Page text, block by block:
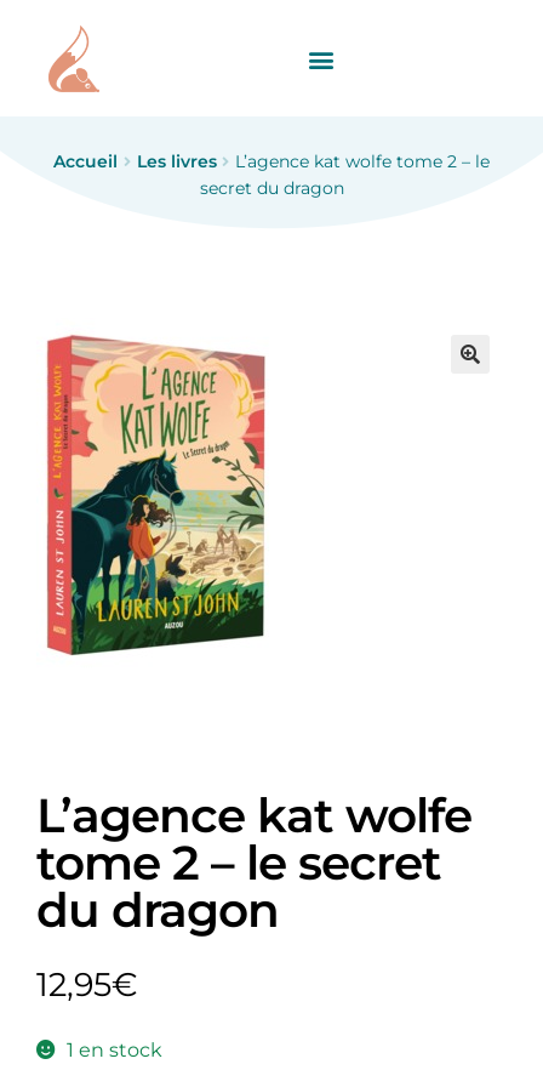
Accueil Les livres
L’agence kat wolfe tome 2 – le
secret du dragon
L’agence kat wolfe
tome 2 – le secret
du dragon
12,95€
1 en stock